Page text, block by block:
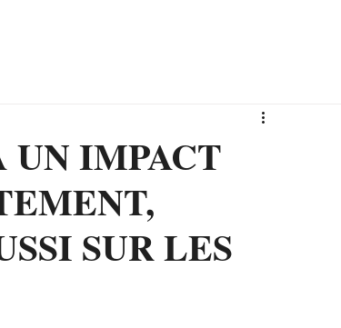
UN IMPACT
SUR LES